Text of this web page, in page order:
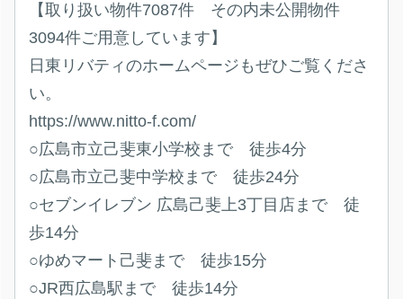
【取り扱い物件7087件 その内未公開物件
3094件ご用意しています】
日東リバティのホームページもぜひご覧くださ
い。
https://www.nitto-f.com/
○広島市立己斐東小学校まで 徒歩4分
○広島市立己斐中学校まで 徒歩24分
○セブンイレブン 広島己斐上3丁目店まで 徒
歩14分
○ゆめマート己斐まで 徒歩15分
○JR西広島駅まで 徒歩14分